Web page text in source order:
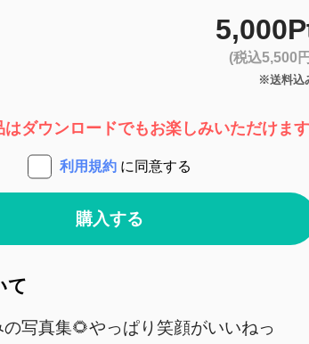
(税込5,500
※送料込
はダウンロードでもお楽しみいただけま
利用規約 に同意する
購入する
て
写真集🌻やっぱり笑顔がいいねっ